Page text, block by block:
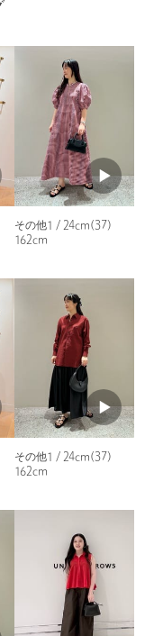
かったです。
つも可愛い可愛いを連
購入しました。
も上がりお気に入りの
その他1 / 24cm(37)
162cm
その他1 / 24cm(37)
162cm